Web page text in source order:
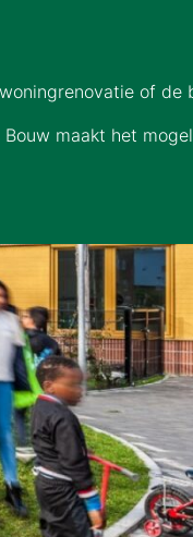
of de
maakt het